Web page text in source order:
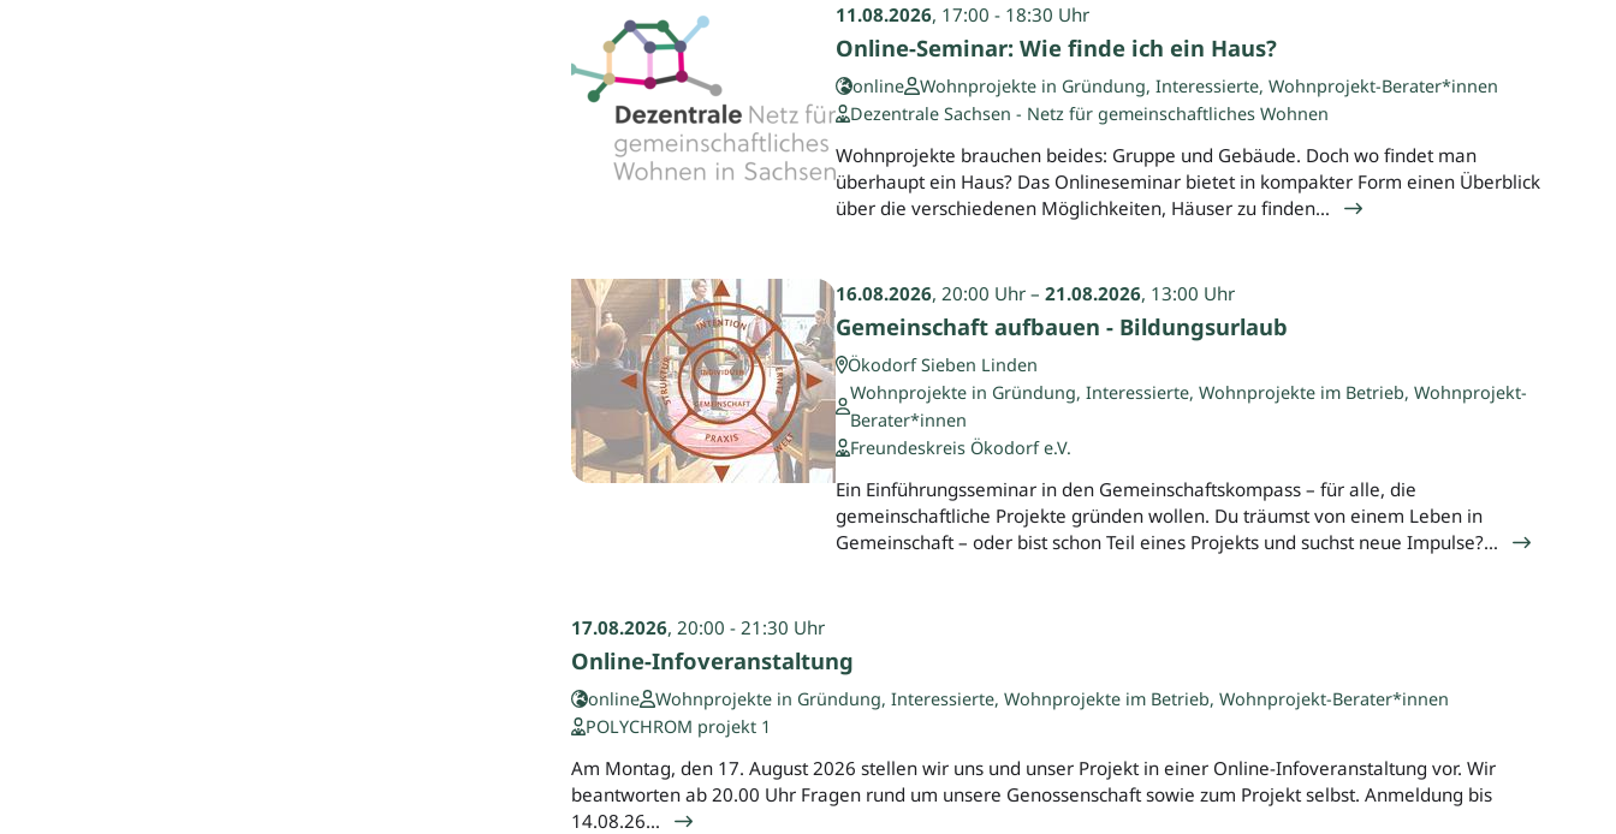
11.08.2026, 17:00 - 18:30 Uhr
Online-Seminar: Wie finde ich ein Haus?
online
Wohnprojekte in Gründung, Interessierte, Wohnprojekt-Berater*innen
Dezentrale Sachsen - Netz für gemeinschaftliches Wohnen
Wohnprojekte brauchen beides: Gruppe und Gebäude. Doch wo findet man
überhaupt ein Haus? Das Onlineseminar bietet in kompakter Form einen Überblick
über die verschiedenen Möglichkeiten, Häuser zu finden…
16.08.2026, 20:00 Uhr – 21.08.2026, 13:00 Uhr
Gemeinschaft aufbauen - Bildungsurlaub
Ökodorf Sieben Linden
Wohnprojekte in Gründung, Interessierte, Wohnprojekte im Betrieb, Wohnprojekt-
Berater*innen
Freundeskreis Ökodorf e.V.
Ein Einführungsseminar in den Gemeinschaftskompass – für alle, die
gemeinschaftliche Projekte gründen wollen. Du träumst von einem Leben in
Gemeinschaft – oder bist schon Teil eines Projekts und suchst neue Impulse?…
17.08.2026, 20:00 - 21:30 Uhr
Online-Infoveranstaltung
online
Wohnprojekte in Gründung, Interessierte, Wohnprojekte im Betrieb, Wohnprojekt-Berater*innen
POLYCHROM projekt 1
Am Montag, den 17. August 2026 stellen wir uns und unser Projekt in einer Online-Infoveranstaltung vor. Wir
beantworten ab 20.00 Uhr Fragen rund um unsere Genossenschaft sowie zum Projekt selbst. Anmeldung bis
14.08.26…